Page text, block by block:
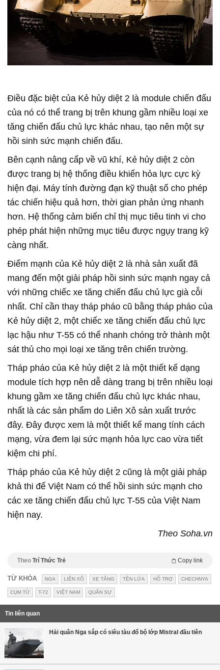
Điều đặc biệt của Kẻ hủy diệt 2 là module chiến đấu
của nó có thể trang bị trên khung gầm nhiều loại xe
tăng chiến đấu chủ lực khác nhau, tạo nên một sự
hồi sinh sức mạnh chiến đấu.
Bên cạnh nâng cấp về vũ khí, Kẻ hủy diệt 2 còn
được trang bị hệ thống điều khiển hỏa lực cực kỳ
hiện đại. Máy tính đường đạn kỹ thuật số cho phép
tác chiến hiệu quả hơn, thời gian phản ứng nhanh
hơn. Hệ thống cảm biến chỉ thị mục tiêu tinh vi cho
phép phát hiện những mục tiêu được ngụy trang kỹ
càng nhất.
Điểm mạnh của Kẻ hủy diệt 2 là nhà sản xuất đã
mang đến một giải pháp hồi sinh sức mạnh ngay cả
với những chiếc xe tăng chiến đấu chủ lực già cỗi
nhất. Chỉ cần thay tháp pháo cũ bằng tháp pháo của
Kẻ hủy diệt 2, một chiếc xe tăng chiến đấu chủ lực
lạc hậu như T-55 có thể nhanh chóng trở thành một
sát thủ cho mọi loại xe tăng trên chiến trường.
Tháp pháo của Kẻ hủy diệt 2 là một thiết kế dạng
module tích hợp nên dễ dàng trang bị trên nhiều loại
khung gầm xe tăng chiến đấu chủ lực khác nhau,
nhất là các sản phẩm do Liên Xô sản xuất trước
đây. Đây được xem là một thiết kế mang tính cách
mạng, vừa đem lại sức mạnh hỏa lực cao vừa tiết
kiệm chi phí.
Tháp pháo của Kẻ hủy diệt 2 cũng là một giải pháp
khả thi để Việt Nam có thể hồi sinh sức mạnh cho
các xe tăng chiến đấu chủ lực T-55 của Việt Nam
hiện nay.
Theo Soha.vn
Theo Trí Thức Trẻ Copy link
TỪ KHÓA NGA LIÊN XÔ XE TĂNG TÊN LỬA HỖ TRỢ CHECHNYA
CỤM TỪ T-72 VIỆT NAM QUÂN SỰ
Tin liên quan
Hải quân Nga sắp có siêu tàu đổ bộ lớp Mistral đầu tiên